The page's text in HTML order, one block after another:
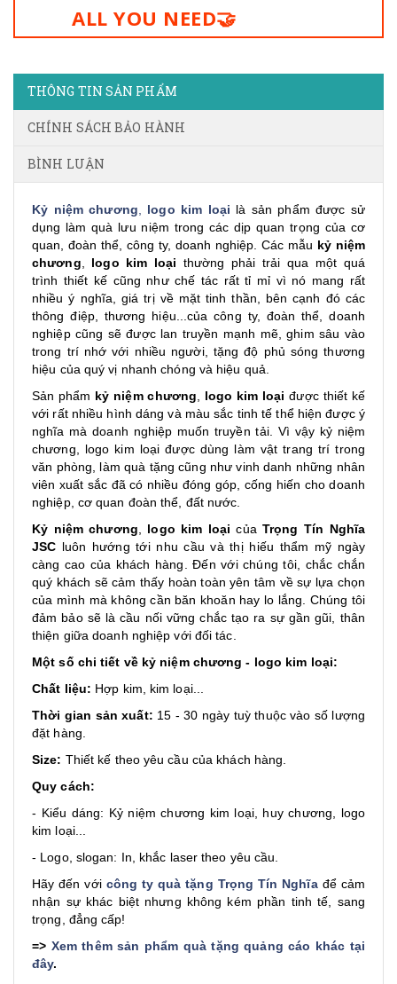
ALL YOU NEED🤝
THÔNG TIN SẢN PHẨM
CHÍNH SÁCH BẢO HÀNH
BÌNH LUẬN
Kỷ niệm chương logo kim loại là sản phẩm được sử
dụng làm quà lưu niệm trong các dịp quan trọng của cơ
quan, đoàn thể, công ty, doanh nghiệp. Các mẫu kỷ niệm
chương
logo kim loại thường phải trải qua một quá
trình thiết kế cũng như chế tác rất tỉ mỉ vì nó mang rất
nhiều ý nghĩa, giá trị về mặt tinh thần, bên cạnh đó các
thông điệp, thương hiệu...của công ty, đoàn thể, doanh
nghiệp cũng sẽ được lan truyền mạnh mẽ, ghim sâu vào
trong trí nhớ với nhiều người, tặng độ phủ sóng thương
hiệu của quý vị nhanh chóng và hiệu quả.
Sản phẩm kỷ niệm chương logo kim loại được thiết kế
với rất nhiều hình dáng và màu sắc tinh tế thể hiện được ý
nghĩa mà doanh nghiệp muốn truyền tải. Vì vậy kỷ niệm
chương, logo kim loại được dùng làm vật trang trí trong
văn phòng, làm quà tặng cũng như vinh danh những nhân
viên xuất sắc đã có nhiều đóng góp, cống hiến cho doanh
nghiệp, cơ quan đoàn thể, đất nước.
Kỷ niệm chương
logo kim loại củaTrọng Tín Nghĩa
JSC luôn hướng tới nhu cầu và thị hiếu thẩm mỹ ngày
càng cao của khách hàng. Đến với chúng tôi, chắc chắn
quý khách sẽ cảm thấy hoàn toàn yên tâm về sự lựa chọn
của mình mà không cần băn khoăn hay lo lắng. Chúng tôi
đảm bảo sẽ là cầu nối vững chắc tạo ra sự gần gũi, thân
thiện giữa doanh nghiệp với đối tác.
Một số chi tiết về kỷ niệm chương - logo kim loại:
Chất liệu: Hợp kim, kim loại...
Thời gian sản xuất: 15 - 30 ngày tuỳ thuộc vào số lượng
đặt hàng.
Size: Thiết kế theo yêu cầu của khách hàng.
Quy cách:
- Kiểu dáng: Kỷ niệm chương kim loại, huy chương, logo
kim loại...
- Logo, slogan: In, khắc laser theo yêu cầu.
Hãy đến với công ty quà tặng Trọng Tín Nghĩađể cảm
nhận sự khác biệt nhưng không kém phần tinh tế, sang
trọng, đẳng cấp!
=> Xem thêm sản phẩm quà tặng quảng cáo khác tại
đây.